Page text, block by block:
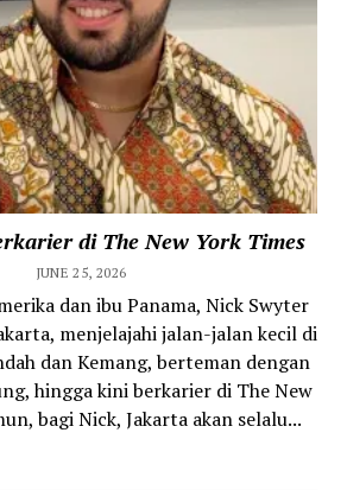
di The New York Times
JUNE 25, 2026
dan ibu Panama, Nick Swyter
menjelajahi jalan-jalan kecil di
dan Kemang, berteman dengan
hingga kini berkarier di The New
bagi Nick, Jakarta akan selalu...